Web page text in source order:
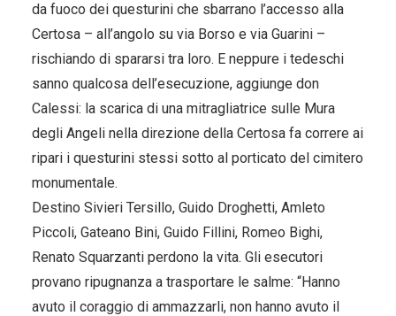
da fuoco dei questurini che sbarrano l’accesso alla
Certosa – all’angolo su via Borso e via Guarini –
rischiando di spararsi tra loro. E neppure i tedeschi
sanno qualcosa dell’esecuzione, aggiunge don
Calessi: la scarica di una mitragliatrice sulle Mura
degli Angeli nella direzione della Certosa fa correre ai
ripari i questurini stessi sotto al porticato del cimitero
monumentale.
Destino Sivieri Tersillo, Guido Droghetti, Amleto
Piccoli, Gateano Bini, Guido Fillini, Romeo Bighi,
Renato Squarzanti perdono la vita. Gli esecutori
provano ripugnanza a trasportare le salme: “Hanno
avuto il coraggio di ammazzarli, non hanno avuto il